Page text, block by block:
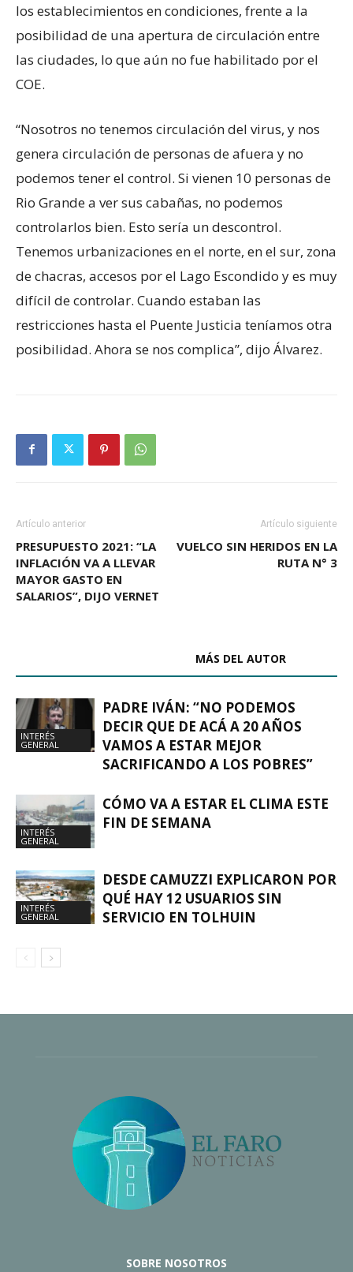
los establecimientos en condiciones, frente a la
posibilidad de una apertura de circulación entre
las ciudades, lo que aún no fue habilitado por el
COE.
“Nosotros no tenemos circulación del virus, y nos
genera circulación de personas de afuera y no
podemos tener el control. Si vienen 10 personas de
Rio Grande a ver sus cabañas, no podemos
controlarlos bien. Esto sería un descontrol.
Tenemos urbanizaciones en el norte, en el sur, zona
de chacras, accesos por el Lago Escondido y es muy
difícil de controlar. Cuando estaban las
restricciones hasta el Puente Justicia teníamos otra
posibilidad. Ahora se nos complica”, dijo Álvarez.
Artículo anterior
PRESUPUESTO 2021: “LA
INFLACIÓN VA A LLEVAR
MAYOR GASTO EN
SALARIOS”, DIJO VERNET
Artículo siguiente
VUELCO SIN HERIDOS EN LA
RUTA N° 3
MÁS DEL AUTOR
INTERÉS
GENERAL
PADRE IVÁN: “NO PODEMOS
DECIR QUE DE ACÁ A 20 AÑOS
VAMOS A ESTAR MEJOR
SACRIFICANDO A LOS POBRES”
INTERÉS
GENERAL
CÓMO VA A ESTAR EL CLIMA ESTE
FIN DE SEMANA
INTERÉS
GENERAL
DESDE CAMUZZI EXPLICARON POR
QUÉ HAY 12 USUARIOS SIN
SERVICIO EN TOLHUIN
SOBRE NOSOTROS